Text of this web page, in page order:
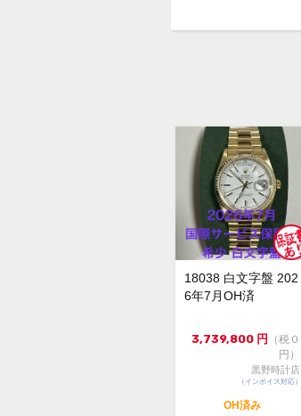
18038 白文字盤 202
6年7月OH済
3,739,800 円
（税０
円）
黒野時計店
（インボイス対応）
OH済み